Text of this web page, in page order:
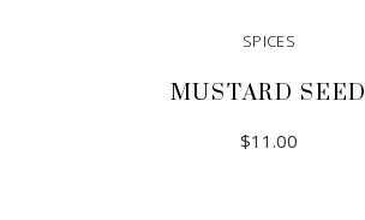
SPICES
MUSTARD SEED
$11.00